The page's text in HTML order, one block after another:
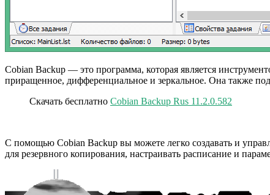
Cobian Backup — это программа, которая является
приращенное, дифференциальное и зеркальное. Она также
Скачать бесплатно Cobian Backup Rus 11.2.0.582
С помощью Cobian Backup вы можете легко создавать и
для резервного копирования, настраивать расписание и